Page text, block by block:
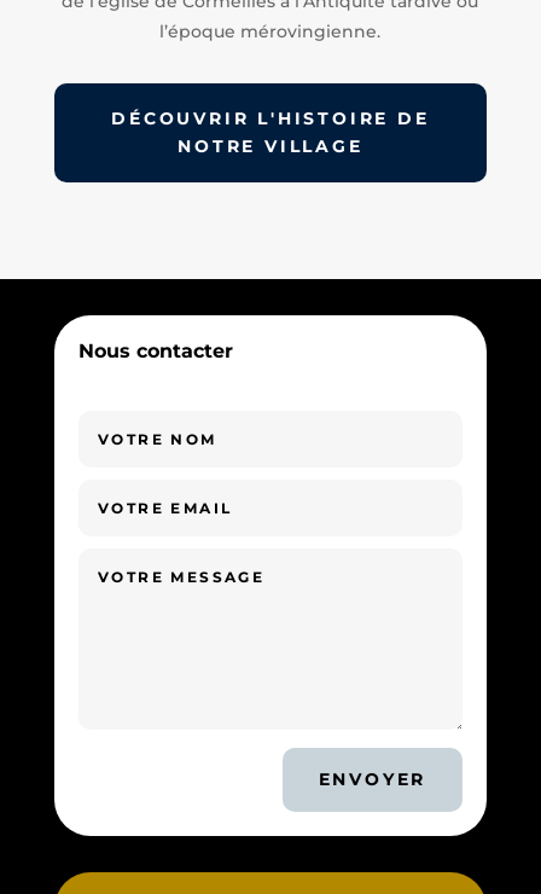
l’époque mérovingienne.
DÉCOUVRIR L'HISTOIRE DE
NOTRE VILLAGE
Nous contacter
ENVOYER